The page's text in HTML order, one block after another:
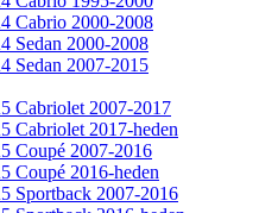
Cabrio 2000-2008
Sedan 2000-2008
Sedan 2007-2015
Cabriolet 2007-2017
Cabriolet 2017-heden
Coupé 2007-2016
Coupé 2016-heden
Sportback 2007-2016